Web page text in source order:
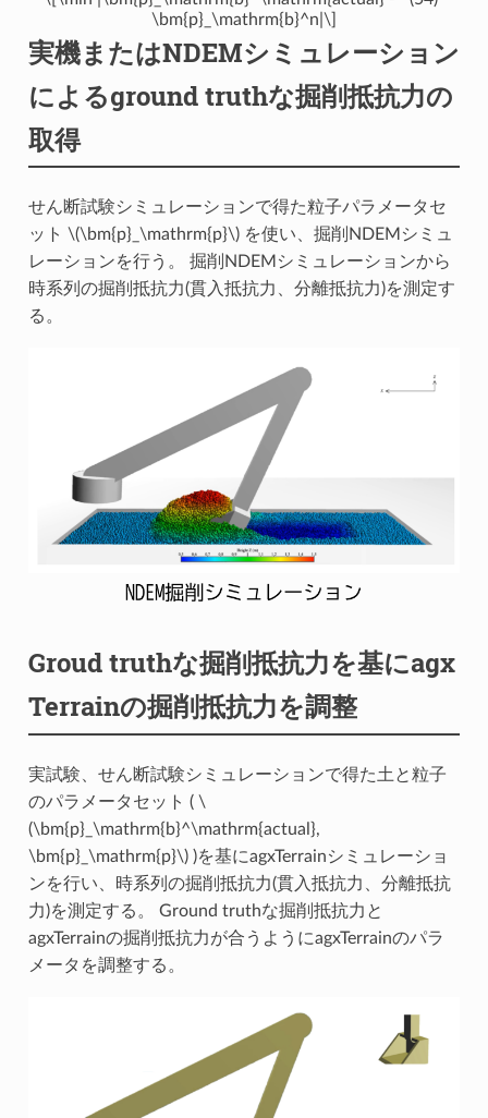
\bm{p}_\mathrm{b}^n|\]
実機またはNDEMシミュレーション
によるground truthな掘削抵抗力の
取得
せん断試験シミュレーションで得た粒子パラメータセ
ット \(\bm{p}_\mathrm{p}\)を使い、掘削NDEMシミュ
レーションを行う。 掘削NDEMシミュレーションから
時系列の掘削抵抗力(貫入抵抗力、分離抵抗力)を測定す
る。
Groud truthな掘削抵抗力を基にagx
Terrainの掘削抵抗力を調整
実試験、せん断試験シミュレーションで得た土と粒子
のパラメータセット ( \
(\bm{p}_\mathrm{b}^\mathrm{actual},
\bm{p}_\mathrm{p}\))を基にagxTerrainシミュレーショ
ンを行い、時系列の掘削抵抗力(貫入抵抗力、分離抵抗
力)を測定する。 Ground truthな掘削抵抗力と
agxTerrainの掘削抵抗力が合うようにagxTerrainのパラ
メータを調整する。